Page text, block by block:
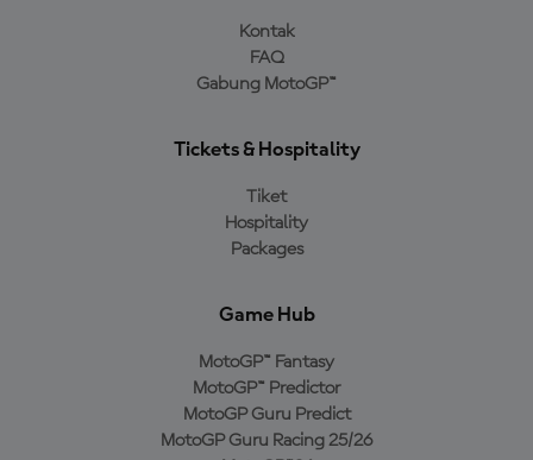
Kontak
FAQ
Gabung MotoGP™
Tickets & Hospitality
Tiket
Hospitality
Packages
Game Hub
MotoGP™ Fantasy
MotoGP™ Predictor
MotoGP Guru Predict
MotoGP Guru Racing 25/26